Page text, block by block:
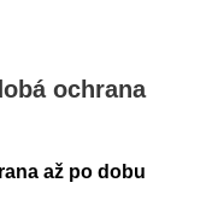
ochrana
až po dobu